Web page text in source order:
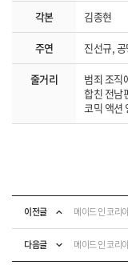
각본 김종현
주연 진선규,
줄거리
범죄 조직
합친 전남
코믹 액션
이전글 메이드 인 코리
다음글 메이드 인 코리